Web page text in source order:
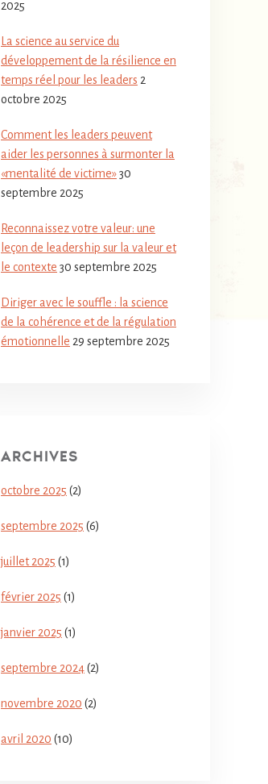
2025
La science au service du
développement de la résilience en
temps réel pour les leaders 2
octobre 2025
Comment les leaders peuvent
aider les personnes à surmonter la
«mentalité de victime»30
septembre 2025
Reconnaissez votre valeur: une
leçon de leadership sur la valeur et
le contexte 30 septembre 2025
Diriger avec le souffle : la science
de la cohérence et de la régulation
émotionnelle 29 septembre 2025
ARCHIVES
octobre 2025 (2)
septembre 2025 (6)
juillet 2025 (1)
février 2025 (1)
janvier 2025 (1)
septembre 2024(2)
novembre 2020 (2)
avril 2020 (10)